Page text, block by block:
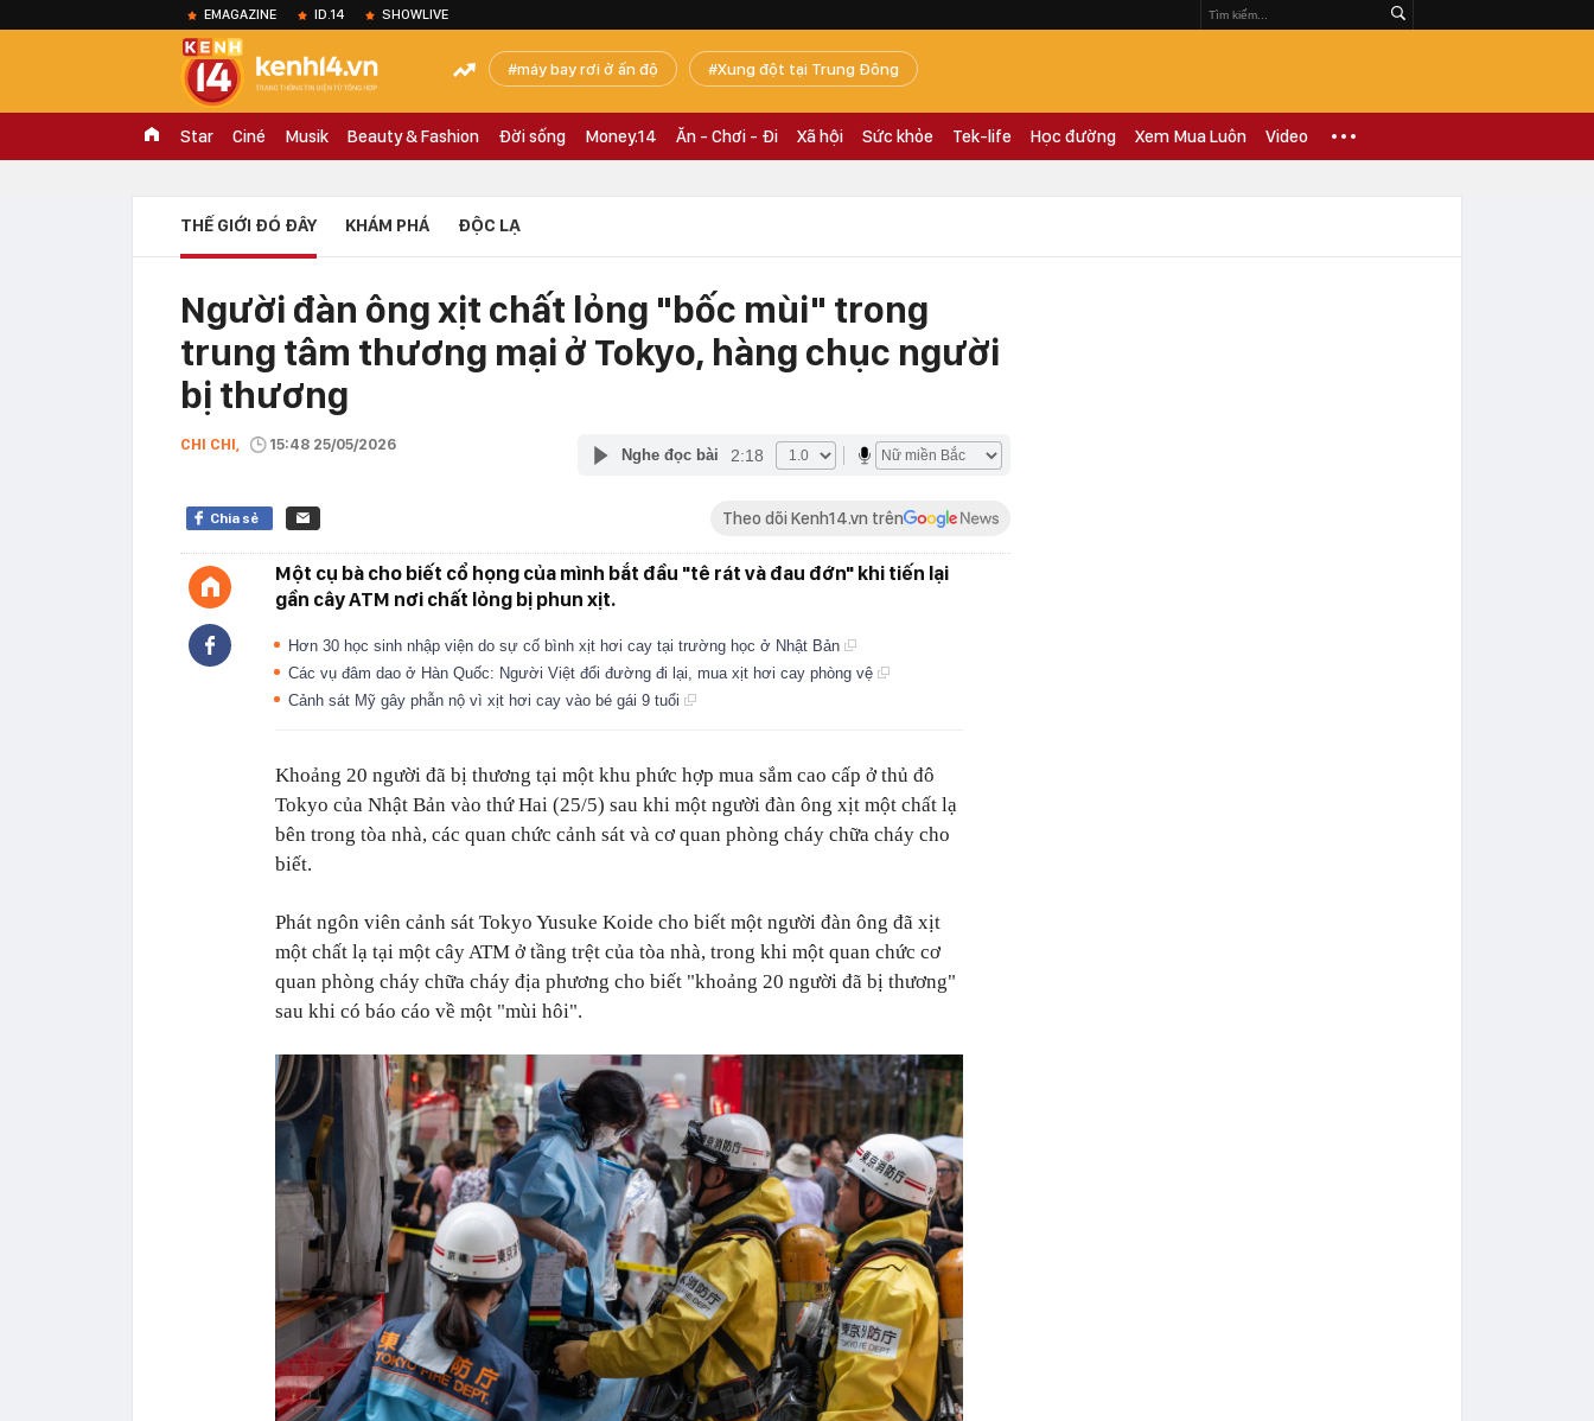
EMAGAZINE ID.14 SHOWLIVE
máy bay rơi ở ấn độ Xung đột tại Trung Đông
Star Ciné Musik Beauty & Fashion Đời sống Money.14 Ăn - Chơi - Đi Xã hội Sức khỏe Tek-life Học đường Xem Mua Luôn Video
THẾ GIỚI ĐÓ ĐÂY KHÁM PHÁ ĐỘC LẠ
Người đàn ông xịt chất lỏng "bốc mùi" trong
trung tâm thương mại ở Tokyo, hàng chục người
bị thương
CHI CHI, 15:48 25/05/2026
Nghe đọc bài 2:18
Chia sẻ Theo dõi Kenh14.vn trên
Một cụ bà cho biết cổ họng của mình bắt đầu "tê rát và đau đớn" khi tiến lại
gần cây ATM nơi chất lỏng bị phun xịt.
Hơn 30 học sinh nhập viện do sự cố bình xịt hơi cay tại trường học ở Nhật Bản
Các vụ đâm dao ở Hàn Quốc: Người Việt đổi đường đi lại, mua xịt hơi cay phòng vệ
Cảnh sát Mỹ gây phẫn nộ vì xịt hơi cay vào bé gái 9 tuổi
Khoảng 20 người đã bị thương tại một khu phức hợp mua sắm cao cấp ở thủ đô
Tokyo của Nhật Bản vào thứ Hai (25/5) sau khi một người đàn ông xịt một chất lạ
bên trong tòa nhà, các quan chức cảnh sát và cơ quan phòng cháy chữa cháy cho
biết.
Phát ngôn viên cảnh sát Tokyo Yusuke Koide cho biết một người đàn ông đã xịt
một chất lạ tại một cây ATM ở tầng trệt của tòa nhà, trong khi một quan chức cơ
quan phòng cháy chữa cháy địa phương cho biết "khoảng 20 người đã bị thương"
sau khi có báo cáo về một "mùi hôi".